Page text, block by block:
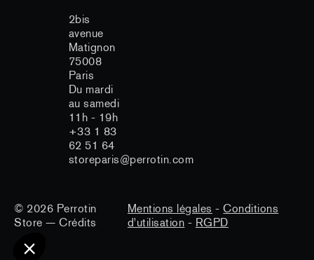
2bis
avenue
Matignon
75008
Paris
Du mardi
au samedi
11h - 19h
+33 1 83
62 51 64
storeparis@perrotin.com
© 2026 Perrotin
Store — Crédits
Mentions légales -Conditions
d'utilisation - RGPD
votre vie
afin d'assurer le fonctionnement et
améliorer votre expérience
personnalisées.
de cookies non strictement
par